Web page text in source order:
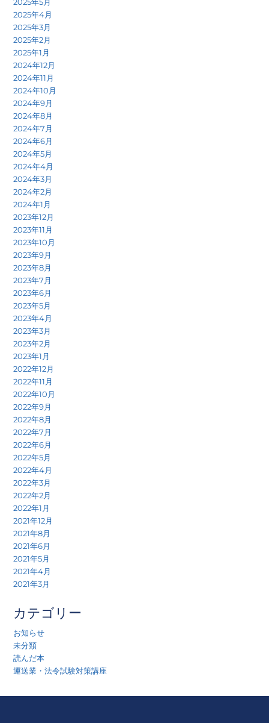
2025年4月
2025年3月
2025年2月
2025年1月
2024年12月
2024年11月
2024年10月
2024年9月
2024年8月
2024年7月
2024年6月
2024年5月
2024年4月
2024年3月
2024年2月
2024年1月
2023年12月
2023年11月
2023年10月
2023年9月
2023年8月
2023年7月
2023年6月
2023年5月
2023年4月
2023年3月
2023年2月
2023年1月
2022年12月
2022年11月
2022年10月
2022年9月
2022年8月
2022年7月
2022年6月
2022年5月
2022年4月
2022年3月
2022年2月
2022年1月
2021年12月
2021年8月
2021年6月
2021年5月
2021年4月
2021年3月
カテゴリー
お知らせ
未分類
読んだ本
運送業・法令試験対策講座